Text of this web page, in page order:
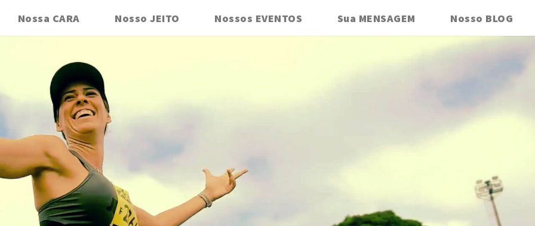
Nossa CARA Nosso JEITO Nossos EVENTOS Sua MENSAGEM Nosso BLOG